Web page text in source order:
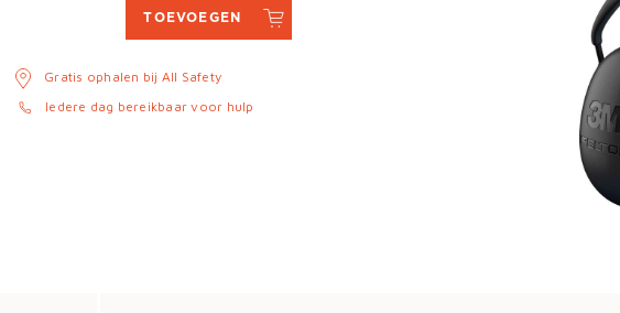
TOEVOEGEN
Gratis ophalen bij All Safety
Iedere dag bereikbaar voor hulp